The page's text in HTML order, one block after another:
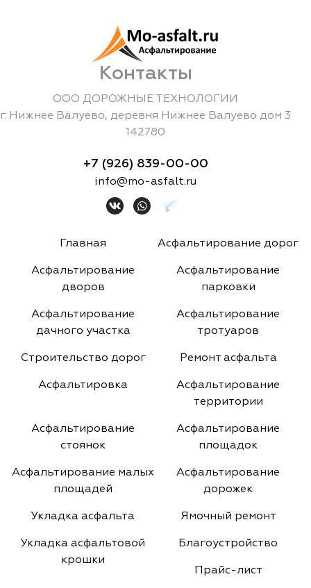
Контакты
ООО ДОРОЖНЫЕ ТЕХНОЛОГИИ
г. Нижнее Валуево, деревня Нижнее Валуево дом 3
142780
+7 (926) 839-00-00
info@mo-asfalt.ru
Главная Асфальтирование дорог
Асфальтирование
дворов
Асфальтирование
парковки
Асфальтирование
дачного участка
Асфальтирование
тротуаров
Строительство дорог Ремонт асфальта
Асфальтировка
Асфальтирование
территории
Асфальтирование
стоянок
Асфальтирование
площадок
Асфальтирование малых
площадей
Асфальтирование
дорожек
Укладка асфальта Ямочный ремонт
Укладка асфальтовой
крошки
Благоустройство
Прайс-лист